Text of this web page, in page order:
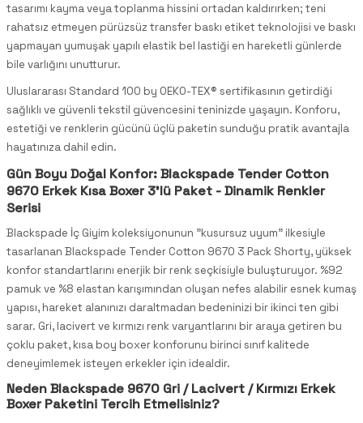
tasarımı kayma veya toplanma hissini ortadan kaldırırken; teni
rahatsız etmeyen pürüzsüz transfer baskı etiket teknolojisi ve baskı
yapmayan yumuşak yapılı elastik bel lastiği en hareketli günlerde
bile varlığını unutturur.
Uluslararası Standard 100 by OEKO-TEX® sertifikasının getirdiği
sağlıklı ve güvenli tekstil güvencesini teninizde yaşayın. Konforu,
estetiği ve renklerin gücünü üçlü paketin sunduğu pratik avantajla
hayatınıza dahil edin.
Gün Boyu Doğal Konfor: Blackspade Tender Cotton
9670 Erkek Kısa Boxer 3'lü Paket - Dinamik Renkler
Serisi
Blackspade İç Giyim koleksiyonunun "kusursuz uyum" ilkesiyle
tasarlanan Blackspade Tender Cotton 9670 3 Pack Shorty, yüksek
konfor standartlarını enerjik bir renk seçkisiyle buluşturuyor. %92
pamuk ve %8 elastan karışımından oluşan nefes alabilir esnek kumaş
yapısı, hareket alanınızı daraltmadan bedeninizi bir ikinci ten gibi
sarar. Gri, lacivert ve kırmızı renk varyantlarını bir araya getiren bu
çoklu paket, kısa boy boxer konforunu birinci sınıf kalitede
deneyimlemek isteyen erkekler için idealdir.
Neden Blackspade 9670 Gri / Lacivert / Kırmızı Erkek
Boxer Paketini Tercih Etmelisiniz?